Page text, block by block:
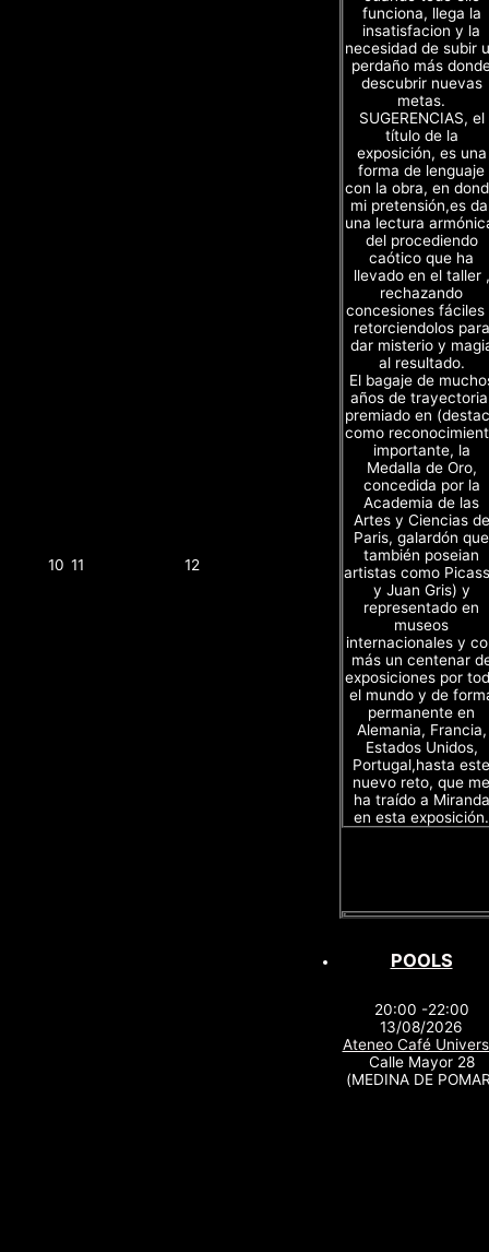
10 11 12
funciona, llega la
insatisfacion y la
necesidad de subir
perdaño más
descubrir nuevas
metas.
SUGERENCIAS, el
título de la
exposición, es una
forma de lenguaje
con la obra, en
mi pretensión,es
una lectura
del procediendo
caótico que ha
llevado en el taller ,
rechazando
concesiones fáciles
retorciendolos para
dar misterio y
al resultado.
El bagaje de
años de
premiado en
como
importante, la
Medalla de Oro,
concedida por la
Academia de las
Artes y Ciencias de
Paris, galardón que
también poseian
artistas como
y Juan Gris) y
representado en
museos
internacionales y
más un centenar
exposiciones por
el mundo y de
permanente en
Alemania, Francia,
Estados Unidos,
Portugal,hasta este
nuevo reto, que me
ha traído a Miranda
en esta exposición.
POOLS
20:00 -22:00
13/08/2026
Ateneo Café
Calle Mayor 28
(MEDINA DE